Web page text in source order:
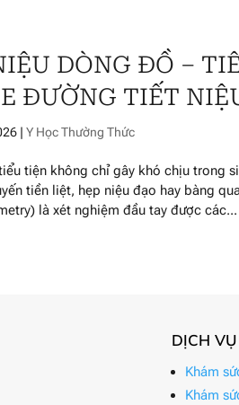
DÒNG ĐỒ –
ĐƯỜNG TIẾT
|Y Học Thường Thức
tiện không chỉ gây khó chịu trong
tiền liệt, hẹp niệu đạo hay bàng
là xét nghiệm đầu tay được các...
DỊCH VỤ
Khám
Khám